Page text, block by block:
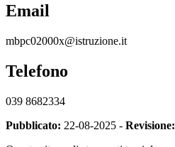
Email
mbpc02000x@istruzione.it
Telefono
039 8682334
Pubblicato: 22-08-2025 - Revisione: